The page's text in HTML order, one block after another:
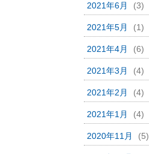
2021年6月 (3)
2021年5月 (1)
2021年4月 (6)
2021年3月 (4)
2021年2月 (4)
2021年1月 (4)
2020年11月 (5)